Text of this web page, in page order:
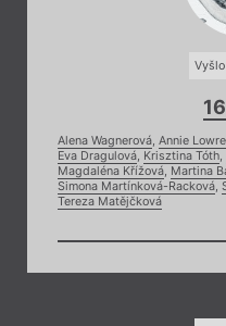
Alena Wagnerová, Annie
Eva Dragulová, Krisztina Tóth,
Magdaléna Křížová, Martina
Simona Martínková-Racková,
Tereza Matějčková